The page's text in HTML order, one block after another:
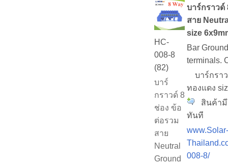
HC-
008-8
(82)
บาร์
กราวด์ 8
ช่อง ข้อ
ต่อรวม
สาย
Neutral
Ground
บาร์กราวด์
สาย
size
Bar
terminals.
บาร์กรา
ทองแดง
สินค้ามี
ทันที
www.Solar-
008-8/